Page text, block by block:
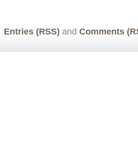
Entries (RSS) and Comments